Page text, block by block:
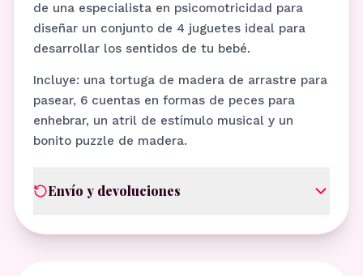
de una especialista en psicomotricidad para
diseñar un conjunto de 4 juguetes ideal para
desarrollar los sentidos de tu bebé.
Incluye: una tortuga de madera de arrastre para
pasear, 6 cuentas en formas de peces para
enhebrar, un atril de estímulo musical y un
bonito puzzle de madera.
Envío y devoluciones